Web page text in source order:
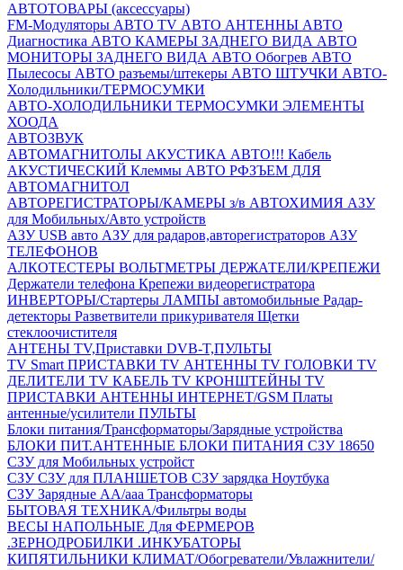
АВТОТОВАРЫ (аксессуары)
FM-Модуляторы АВТО TV АВТО АНТЕННЫ АВТО
Диагностика АВТО КАМЕРЫ ЗАДНЕГО ВИДА АВТО
МОНИТОРЫ ЗАДНЕГО ВИДА АВТО Обогрев АВТО
Пылесосы АВТО разъемы/штекеры АВТО ШТУЧКИ АВТО-
Холодильники/ТЕРМОСУМКИ
АВТО-ХОЛОДИЛЬНИКИ ТЕРМОСУМКИ ЭЛЕМЕНТЫ
ХООДА
АВТОЗВУК
АВТОМАГНИТОЛЫ АКУСТИКА АВТО!!! Кабель
АКУСТИЧЕСКИЙ Клеммы АВТО РФЗЪЕМ ДЛЯ
АВТОМАГНИТОЛ
АВТОРЕГИСТРАТОРЫ/КАМЕРЫ з/в АВТОХИМИЯ АЗУ
для Мобильных/Авто устройств
АЗУ USB авто АЗУ для радаров,авторегистраторов АЗУ
ТЕЛЕФОНОВ
АЛКОТЕСТЕРЫ ВОЛЬТМЕТРЫ ДЕРЖАТЕЛИ/КРЕПЕЖИ
Держатели телефона Крепежи видеорегистратора
ИНВЕРТОРЫ/Стартеры ЛАМПЫ автомобильные Радар-
детекторы Разветвители прикуривателя Щетки
стеклоочистителя
АНТЕНЫ ТV,Приставки DVB-T,ПУЛЬТЫ
TV Smart ПРИСТАВКИ TV АНТЕННЫ TV ГОЛОВКИ TV
ДЕЛИТЕЛИ TV КАБЕЛЬ TV КРОНШТЕЙНЫ TV
ПРИСТАВКИ АНТЕННЫ ИНТЕРНЕТ/GSM Платы
антенные/усилители ПУЛЬТЫ
Блоки питания/Трансформаторы/Зарядные устройства
БЛОКИ ПИТ.АНТЕННЫЕ БЛОКИ ПИТАНИЯ СЗУ 18650
СЗУ для Мобильных устройст
СЗУСЗУ для ПЛАНШЕТОВ СЗУ зарядка Ноутбука
СЗУ Зарядные АА/ааа Трансформаторы
БЫТОВАЯ ТЕХНИКА/Фильтры воды
ВЕСЫ НАПОЛЬНЫЕ Для ФЕРМЕРОВ
.ЗЕРНОДРОБИЛКИ .ИНКУБАТОРЫ
КИПЯТИЛЬНИКИ КЛИМАТ/Обогреватели/Увлажнители/